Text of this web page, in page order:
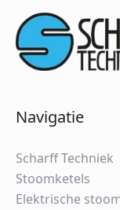
Navigatie
Scharff Techniek
Stoomketels
Elektrische